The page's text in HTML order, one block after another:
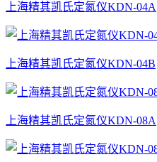
上海精其凯氏定氮仪KDN-04A
上海精其凯氏定氮仪KDN-04B
上海精其凯氏定氮仪KDN-08A